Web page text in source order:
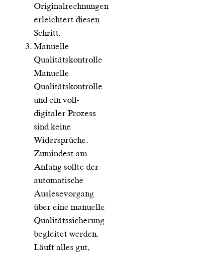
Originalrechnungen
erleichtert diesen
Schritt.
Manuelle
Qualitätskontrolle
Manuelle
Qualitätskontrolle
und ein voll-
digitaler Prozess
sind keine
Widersprüche.
Zumindest am
Anfang sollte der
automatische
Auslesevorgang
über eine manuelle
Qualitätssicherung
begleitet werden.
Läuft alles gut,